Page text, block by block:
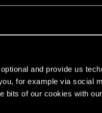
and provide us
for example via social
bits of our cookies with
мой проц греться
мне хочется.
башней за 30дол ,но